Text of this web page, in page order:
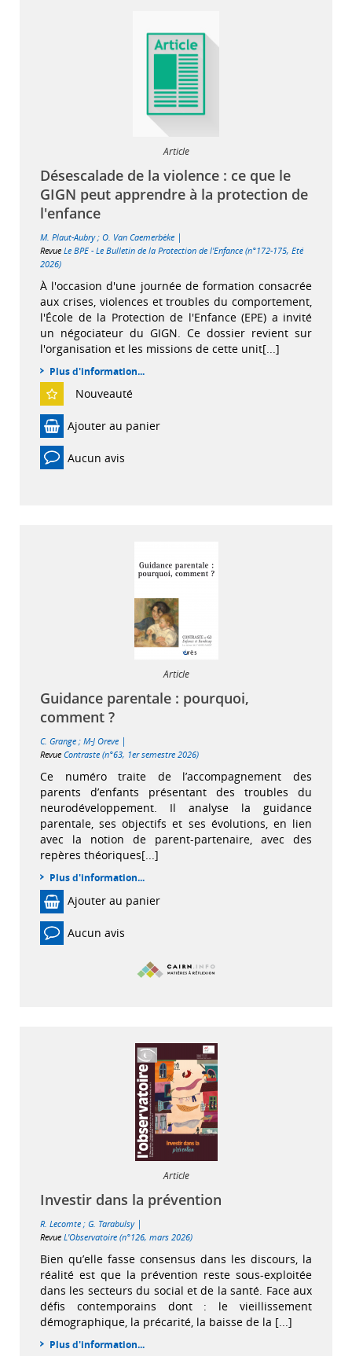
Article
Désescalade de la violence : ce que le
GIGN peut apprendre à la protection de
l'enfance
M. Plaut-Aubry; O. Van Caemerbèke |
Revue Le BPE - Le Bulletin de la Protection de l'Enfance (n°172-175, Eté
2026)
À l'occasion d'une journée de formation consacrée
aux crises, violences et troubles du comportement,
l'École de la Protection de l'Enfance (EPE) a invité
un négociateur du GIGN. Ce dossier revient sur
l'organisation et les missions de cette unit[...]
Plus d'information...
Nouveauté
Ajouter au panier
Aucun avis
Article
Guidance parentale : pourquoi,
comment ?
C. Grange ; M-J Oreve |
Revue Contraste (n°63, 1er semestre 2026)
Ce numéro traite de l’accompagnement des
parents d’enfants présentant des troubles du
neurodéveloppement. Il analyse la guidance
parentale, ses objectifs et ses évolutions, en lien
avec la notion de parent-partenaire, avec des
repères théoriques[...]
Plus d'information...
Ajouter au panier
Aucun avis
Article
Investir dans la prévention
R. Lecomte ; G. Tarabulsy |
Revue L'Observatoire (n°126, mars 2026)
Bien qu’elle fasse consensus dans les discours, la
réalité est que la prévention reste sous-exploitée
dans les secteurs du social et de la santé. Face aux
défis contemporains dont : le vieillissement
démographique, la précarité, la baisse de la [...]
Plus d'information...